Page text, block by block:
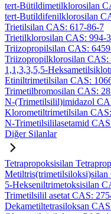
tert-Bütildimetilklorosilan
tert-Butildifenilklorosilan
Trietilsilan CAS: 617-86-7
Trietilklorosilan CAS: 994-
Triizopropilsilan CAS:
Triizopropilklorosilan CAS:
1,1,3,3,5,5-
Etiniltrimetilsilan CAS:
Trimetilbromosilan CAS:
N-(Trimetilsilil)imidazol
Klorometiltrimetilsilan
N-Trimetilsililasetamid
Diğer Silanlar
Tetrapropoksisilan
5-Hekseniltrimetoksisilan
Trimetilsilil asetat CAS:
Dekametiltetrasiloksan